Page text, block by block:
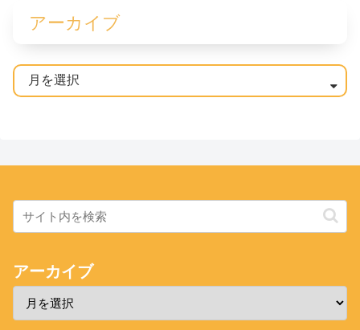
アーカイブ
アーカイブ